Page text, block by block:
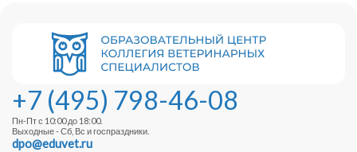
+7 (495) 798-46-08
Пн-Пт с 10:00 до 18:00.
Выходные - Сб, Вс и госпраздники.
dpo@eduvet.ru